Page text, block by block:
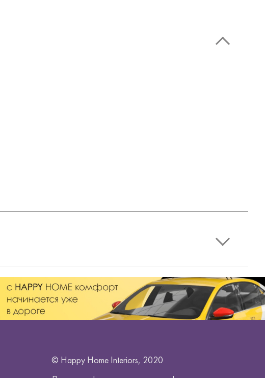
© Happy Home Interiors, 2020